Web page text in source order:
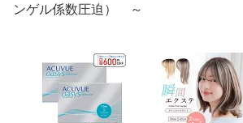
ンゲル係数圧迫） ～